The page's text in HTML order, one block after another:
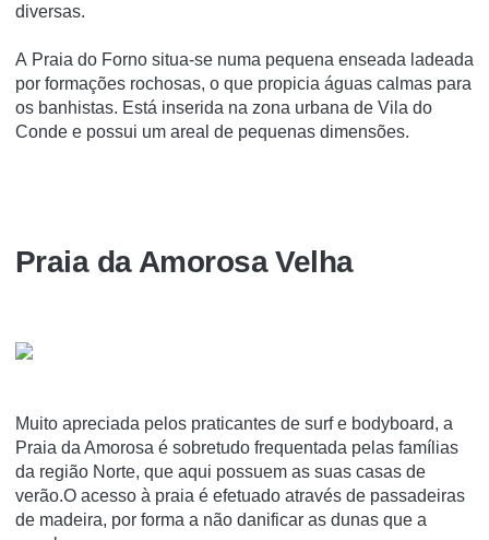
diversas.
A Praia do Forno situa-se numa pequena enseada ladeada
por formações rochosas, o que propicia águas calmas para
os banhistas. Está inserida na zona urbana de Vila do
Conde e possui um areal de pequenas dimensões.
Praia da Amorosa Velha
Muito apreciada pelos praticantes de surf e bodyboard, a
Praia da Amorosa é sobretudo frequentada pelas famílias
da região Norte, que aqui possuem as suas casas de
verão.O acesso à praia é efetuado através de passadeiras
de madeira, por forma a não danificar as dunas que a